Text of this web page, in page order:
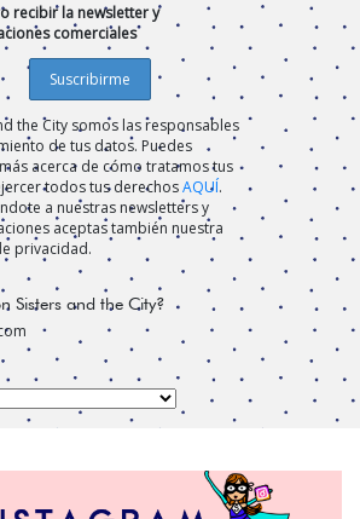
recibir la newsletter y
comerciales
the City somos las responsables
de tus datos. Puedes
acerca de cómo tratamos tus
todos tus derechosAQUÍ.
a nuestras newsletters y
aceptas también nuestra
privacidad.
Sisters and the City?